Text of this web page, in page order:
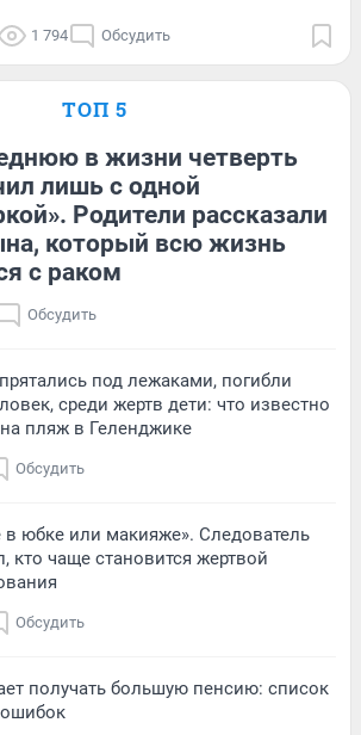
1 794 Обсудить
ТОП 5
в жизни четверть
лишь с одной
Родители рассказали
который всю жизнь
с раком
Обсудить
под лежаками, погибли
среди жертв дети: что известно
пляж в Геленджике
Обсудить
в юбке или макияже». Следователь
кто чаще становится жертвой
Обсудить
получать большую пенсию: список